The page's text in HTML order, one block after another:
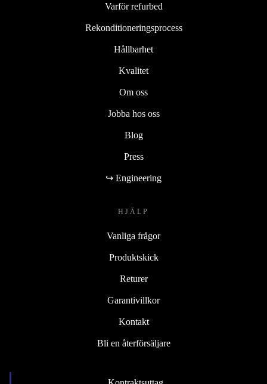
Varför refurbed
Rekonditioneringsprocess
Hållbarhet
Kvalitet
Om oss
Jobba hos oss
Blog
Press
↪ Engineering
HJÄLP
Vanliga frågor
Produktskick
Returer
Garantivillkor
Kontakt
Bli en återförsäljare